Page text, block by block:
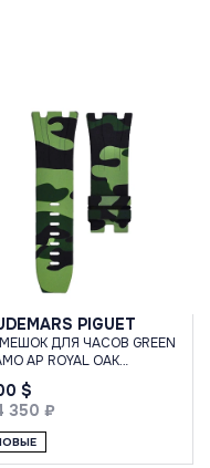
PIGUET
ДЛЯ ЧАСОВ GREEN
AP ROYAL OAK
44MM STRAP
$
350 ₽